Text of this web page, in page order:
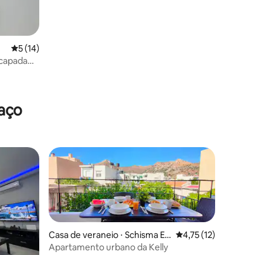
5 de uma avaliação média de 5, 14 avaliações
5 (14)
Casa de veraneio ⋅ Schisma El
ountas
4,75 de uma
4,75 (12)
Apartamento urbano da Kelly